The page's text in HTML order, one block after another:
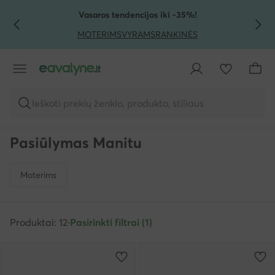
PEREITI PRIE PAGRINDINIO TURINIO
PEREITI Į PAIEŠKĄVasaros tendencijos iki -35%!
MOTERIMSVYRAMSRANKINĖS
Ieškoti prekių ženklo, produkto, stiliaus
Pasiūlymas Manitu
Moterims
Produktai: 12·Pasirinkti filtrai (1)